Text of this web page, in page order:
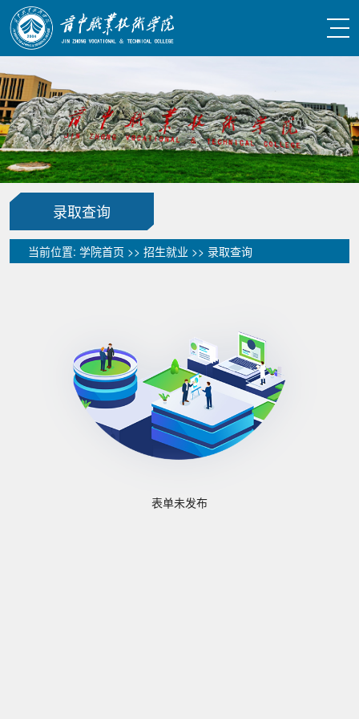
录取查询
当前位置: 学院首页 >> 招生就业 >> 录取查询
表单未发布